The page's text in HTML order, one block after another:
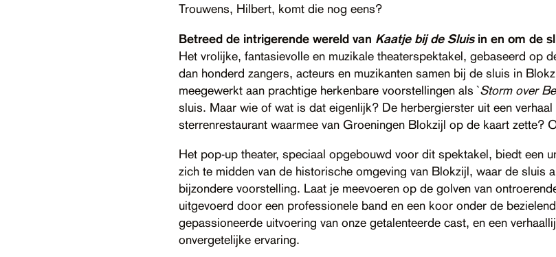
Trouwens, Hilbert, komt die nog eens?
Betreed de intrigerende wereld van Kaatje bij de Sluisin en om de
Het vrolijke, fantasievolle en muzikale theaterspektakel, gebaseerd op
dan honderd zangers, acteurs en muzikanten samen bij de sluis in
meegewerkt aan prachtige herkenbare voorstellingen als `Storm over
sluis. Maar wie of wat is dat eigenlijk? De herbergierster uit een
sterrenrestaurant waarmee van Groeningen Blokzijl op de kaart zette?
Het pop-up theater, speciaal opgebouwd voor dit spektakel, biedt een
zich te midden van de historische omgeving van Blokzijl, waar de sluis
bijzondere voorstelling. Laat je meevoeren op de golven van
uitgevoerd door een professionele band en een koor onder de
gepassioneerde uitvoering van onze getalenteerde cast, en een
onvergetelijke ervaring.